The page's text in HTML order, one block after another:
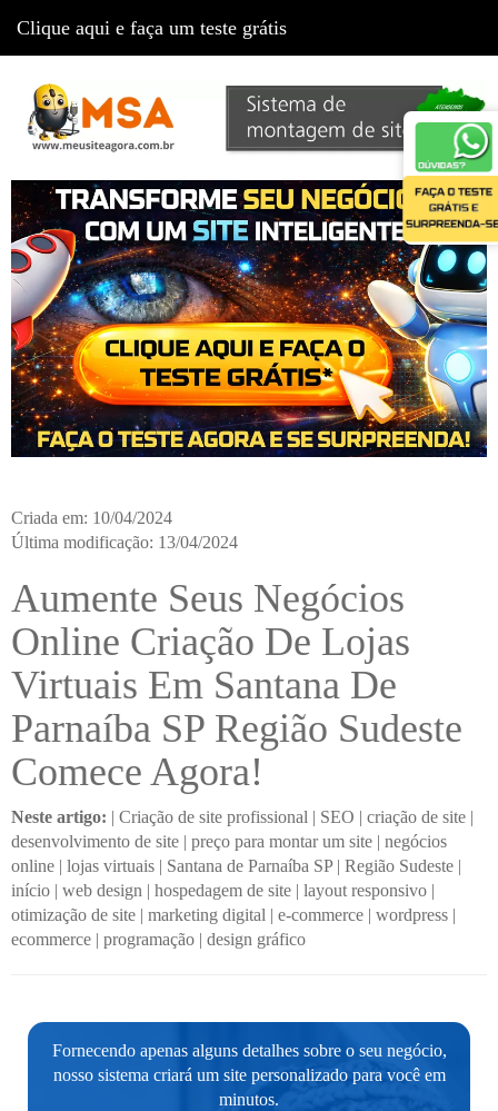
Criada em: 10/04/2024
Última modificação: 13/04/2024
Aumente Seus Negócios
Online Criação De Lojas
Virtuais Em Santana De
Parnaíba SP Região Sudeste
Comece Agora!
Neste artigo: | Criação de site profissional | SEO | criação de site |
desenvolvimento de site | preço para montar um site | negócios
online | lojas virtuais | Santana de Parnaíba SP| Região Sudeste |
início | web design | hospedagem de site | layout responsivo |
otimização de site | marketing digital | e-commerce | wordpress |
ecommerce | programação | design gráfico
Fornecendo apenas alguns detalhes sobre o seu negócio,
nosso sistema criará um site personalizado para você em
minutos.
Clique aqui e faça um teste grátis